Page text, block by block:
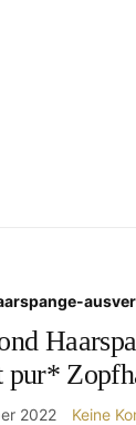
pur*
2022 Keine